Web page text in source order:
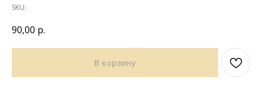
SKU:
90,00 р.
В корзину